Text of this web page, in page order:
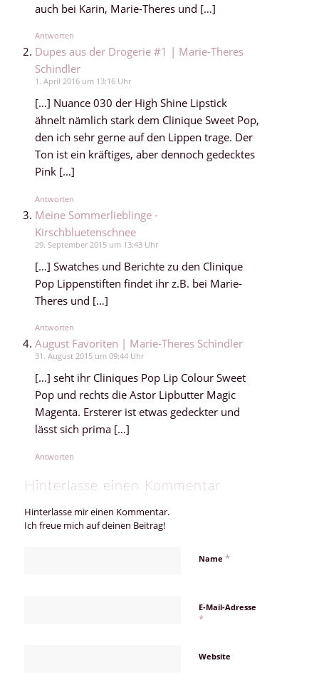
auch bei Karin, Marie-Theres und […]
Antworten
Dupes aus der Drogerie #1 | Marie-Theres
Schindler
1. April 2016 um 13:16 Uhr
[…] Nuance 030 der High Shine Lipstick
ähnelt nämlich stark dem Clinique Sweet Pop,
den ich sehr gerne auf den Lippen trage. Der
Ton ist ein kräftiges, aber dennoch gedecktes
Pink […]
Antworten
Meine Sommerlieblinge -
Kirschbluetenschnee
29. September 2015 um 13:43 Uhr
[…] Swatches und Berichte zu den Clinique
Pop Lippenstiften findet ihr z.B. bei Marie-
Theres und […]
Antworten
August Favoriten | Marie-Theres Schindler
31. August 2015 um 09:44 Uhr
[…] seht ihr Cliniques Pop Lip Colour Sweet
Pop und rechts die Astor Lipbutter Magic
Magenta. Ersterer ist etwas gedeckter und
lässt sich prima […]
Antworten
Hinterlasse einen Kommentar
Hinterlasse mir einen Kommentar.
Ich freue mich auf deinen Beitrag!
Name *
E-Mail-Adresse
*
Website